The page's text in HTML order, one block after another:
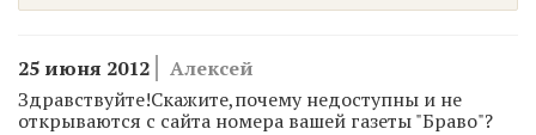
25 июня 2012
Алексей
Здравствуйте!Скажите,почему недоступны и не
открываются с сайта номера вашей газеты "Браво"?